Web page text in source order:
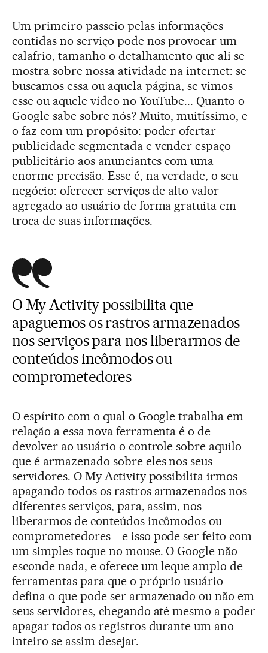
Um primeiro passeio pelas informações
contidas no serviço pode nos provocar um
calafrio, tamanho o detalhamento que ali se
mostra sobre nossa atividade na internet: se
buscamos essa ou aquela página, se vimos
esse ou aquele vídeo no YouTube... Quanto o
Google sabe sobre nós? Muito, muitíssimo, e
o faz com um propósito: poder ofertar
publicidade segmentada e vender espaço
publicitário aos anunciantes com uma
enorme precisão. Esse é, na verdade, o seu
negócio: oferecer serviços de alto valor
agregado ao usuário de forma gratuita em
troca de suas informações.
O My Activity possibilita que
apaguemos os rastros armazenados
nos serviços para nos liberarmos de
conteúdos incômodos ou
comprometedores
O espírito com o qual o Google trabalha em
relação a essa nova ferramenta é o de
devolver ao usuário o controle sobre aquilo
que é armazenado sobre eles nos seus
servidores. O My Activity possibilita irmos
apagando todos os rastros armazenados nos
diferentes serviços, para, assim, nos
liberarmos de conteúdos incômodos ou
comprometedores --e isso pode ser feito com
um simples toque no mouse. O Google não
esconde nada, e oferece um leque amplo de
ferramentas para que o próprio usuário
defina o que pode ser armazenado ou não em
seus servidores, chegando até mesmo a poder
apagar todos os registros durante um ano
inteiro se assim desejar.